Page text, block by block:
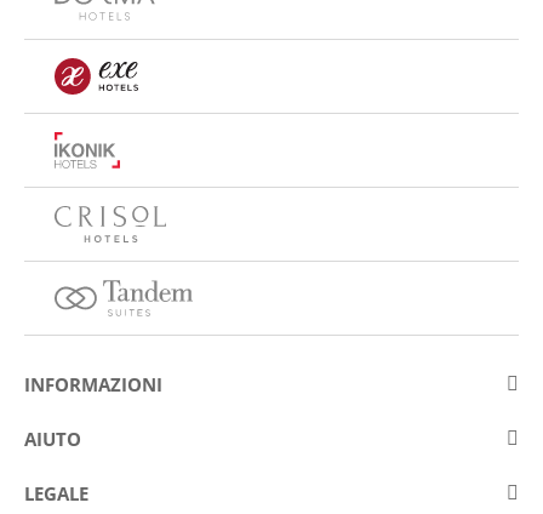
INFORMAZIONI
Su Eurostars Hotel Company
Concorsis
AIUTO
Contattare
LEGALE